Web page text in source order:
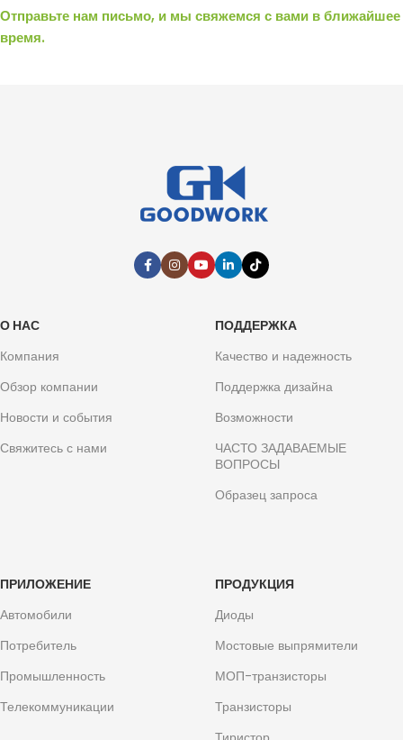
Отправьте нам письмо, и мы свяжемся с вами в ближайшее
время.
О НАС
Компания
Обзор компании
Новости и события
Свяжитесь с нами
ПОДДЕРЖКА
Качество и надежность
Поддержка дизайна
Возможности
ЧАСТО ЗАДАВАЕМЫЕ
ВОПРОСЫ
Образец запроса
ПРИЛОЖЕНИЕ
Автомобили
Потребитель
Промышленность
Телекоммуникации
ПРОДУКЦИЯ
Диоды
Мостовые выпрямители
МОП-транзисторы
Транзисторы